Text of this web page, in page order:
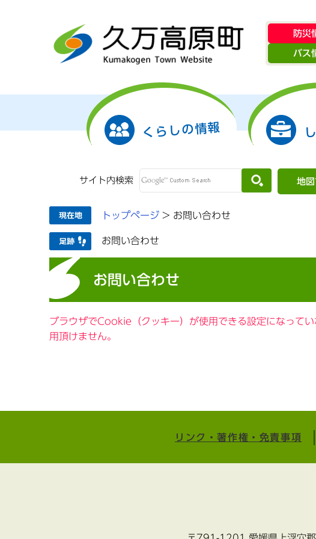
防災
バス
くらしの情報
サイト内検索 地
トップページ > お問い合わせ
お問い合わせ
お問い合わせ
ブラウザでCookie（クッキー）が使用できる設定になって
用頂けません。
リンク・著作権・免責事項